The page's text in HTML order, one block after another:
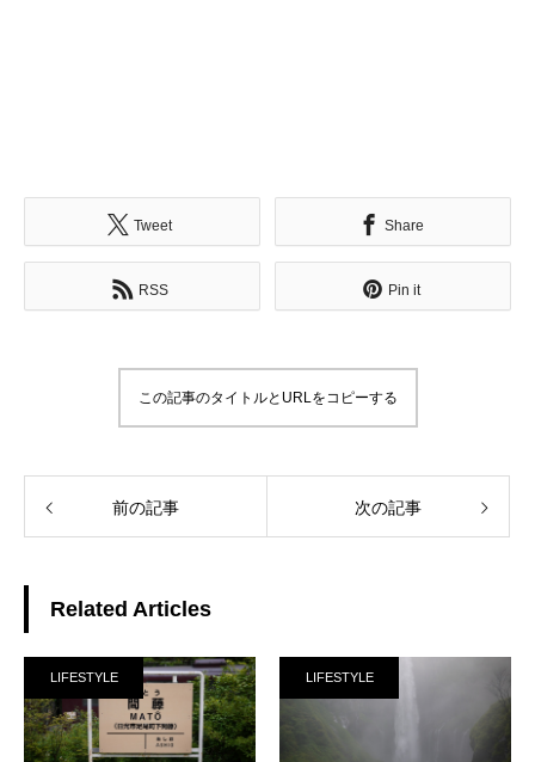
Tweet Share
RSS Pin it
この記事のタイトルとURLをコピーする
前の記事 次の記事
Related Articles
LIFESTYLE LIFESTYLE